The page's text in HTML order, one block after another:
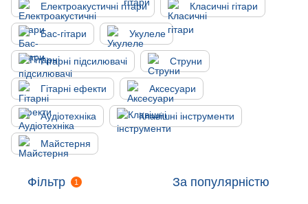
Електроакустичні гітари Класичні гітари
Бас-гітари Укулеле
Гітарні підсилювачі Струни
Гітарні ефекти Аксесуари
Аудіотехніка Клавішні інструменти
Майстерня
Фільтр 1 За популярністю